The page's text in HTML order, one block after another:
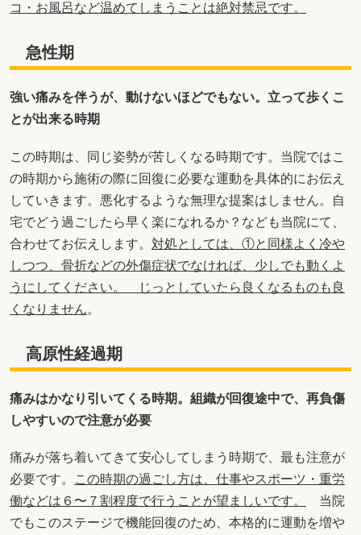
コ・お風呂など温めてしまうことは絶対禁忌です。
急性期
強い痛みを伴うが、動けないほどでもない。立って歩くこ
とが出来る時期
この時期は、同じ姿勢が苦しくなる時期です。当院ではこ
の時期から施術の際に回復に必要な運動を具体的にお伝え
していきます。悪化するような無理な提案はしません。自
宅でどう過ごしたら早く楽になれるか？なども当院にて、
合わせてお伝えします。 対処としては、①と同様よく冷や
しつつ、骨折などの外傷症状でなければ、少しでも動くよ
うにしてください。 じっとしていたら良くなるものも良
くなりません。
高原性経過期
痛みはかなり引いてくる時期。組織が回復途中で、再負傷
しやすいので注意が必要
痛みが落ち着いてきて安心してしまう時期で、最も注意が
必要です。
この時期の過ごし方は、仕事やスポーツ・重労
働などは６〜７割程度で行うことが望ましいです。
当院
でもこのステージで機能回復のため、本格的に運動を増や